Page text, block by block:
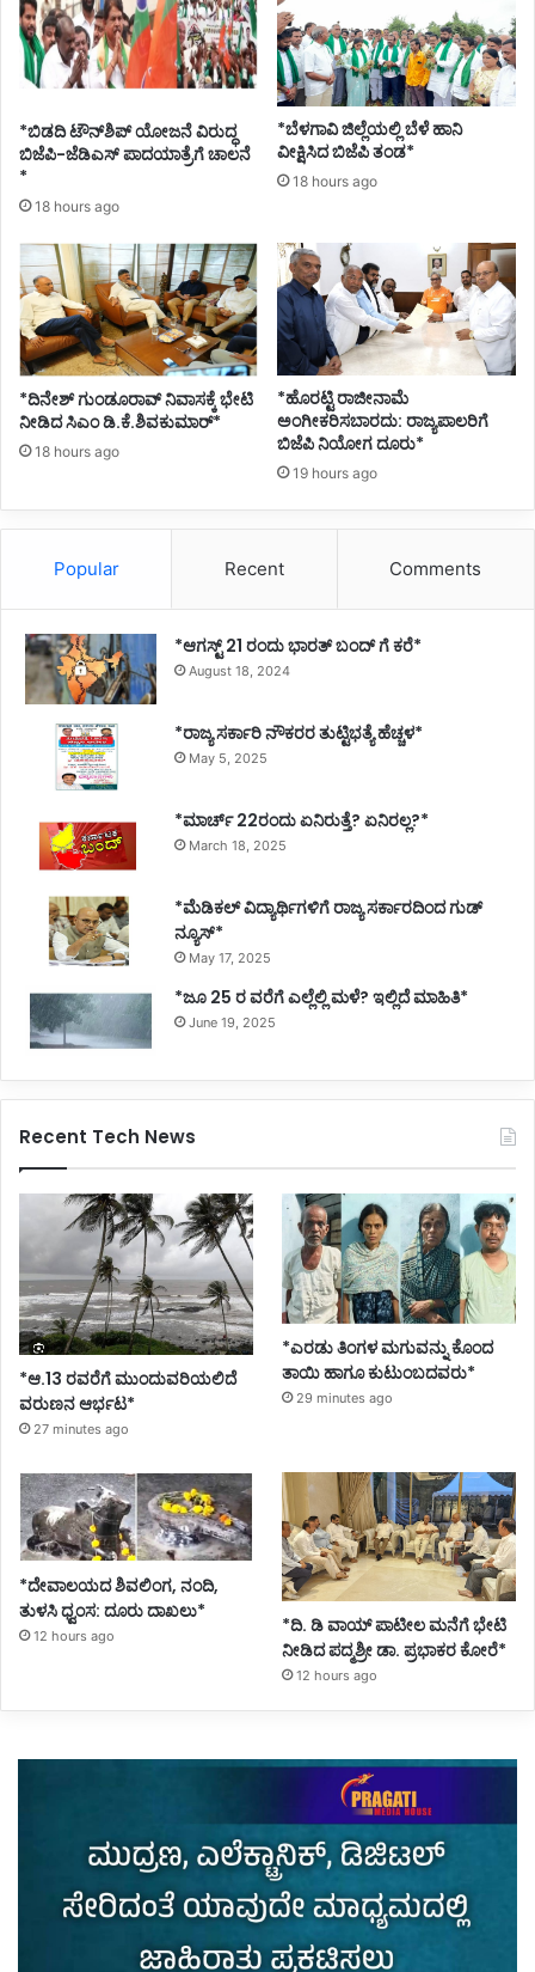
ಸಾ
ಹಿ
ತ್
ಯ
ಮ್
ಮೇ
ನ
*ಬಿಡದಿ ಟೌನ್‌ಶಿಪ್ ಯೋಜನೆ ವಿರುದ್ಧ
ಬಿಜೆಪಿ-ಜೆಡಿಎಸ್ ಪಾದಯಾತ್ರೆಗೆ ಚಾಲನೆ
*
18 hours ago
*ಬೆಳಗಾವಿ ಜಿಲ್ಲೆಯಲ್ಲಿ ಬೆಳೆ ಹಾನಿ
ವೀಕ್ಷಿಸಿದ ಬಿಜೆಪಿ ತಂಡ*
18 hours ago
*ದಿನೇಶ್ ಗುಂಡೂರಾವ್ ನಿವಾಸಕ್ಕೆ ಭೇಟಿ
ನೀಡಿದ ಸಿಎಂ ಡಿ.ಕೆ.ಶಿವಕುಮಾರ್*
18 hours ago
*ಹೊರಟ್ಟಿ ರಾಜೀನಾಮೆ
ಅಂಗೀಕರಿಸಬಾರದು: ರಾಜ್ಯಪಾಲರಿಗೆ
ಬಿಜೆಪಿ ನಿಯೋಗ ದೂರು*
19 hours ago
Popular Recent Comments
*ಆಗಸ್ಟ್ 21 ರಂದು ಭಾರತ್‌ ಬಂದ್‌ ಗೆ ಕರೆ*
August 18, 2024
*ರಾಜ್ಯ ಸರ್ಕಾರಿ ನೌಕರರ ತುಟ್ಟಿಭತ್ಯೆ ಹೆಚ್ಚಳ*
May 5, 2025
*ಮಾರ್ಚ್ 22ರಂದು ಏನಿರುತ್ತೆ? ಏನಿರಲ್ಲ?*
March 18, 2025
*ಮೆಡಿಕಲ್ ವಿದ್ಯಾರ್ಥಿಗಳಿಗೆ ರಾಜ್ಯ ಸರ್ಕಾರದಿಂದ ಗುಡ್
ನ್ಯೂಸ್*
May 17, 2025
*ಜೂ 25 ರ ವರೆಗೆ ಎಲ್ಲೆಲ್ಲಿ ಮಳೆ? ಇಲ್ಲಿದೆ ಮಾಹಿತಿ*
June 19, 2025
Recent Tech News
*ಆ.13 ರವರೆಗೆ ಮುಂದುವರಿಯಲಿದೆ
ವರುಣನ ಆರ್ಭಟ*
27 minutes ago
*ಎರಡು ತಿಂಗಳ ಮಗುವನ್ನು ಕೊಂದ
ತಾಯಿ ಹಾಗೂ ಕುಟುಂಬದವರು*
29 minutes ago
*ದೇವಾಲಯದ ಶಿವಲಿಂಗ, ನಂದಿ,
ತುಳಸಿ ಧ್ವಂಸ: ದೂರು ದಾಖಲು*
12 hours ago
*ದಿ. ಡಿ ವಾಯ್ ಪಾಟೀಲ ಮನೆಗೆ ಭೇಟಿ
ನೀಡಿದ ಪದ್ಮಶ್ರೀ ಡಾ. ಪ್ರಭಾಕರ ಕೋರೆ*
12 hours ago